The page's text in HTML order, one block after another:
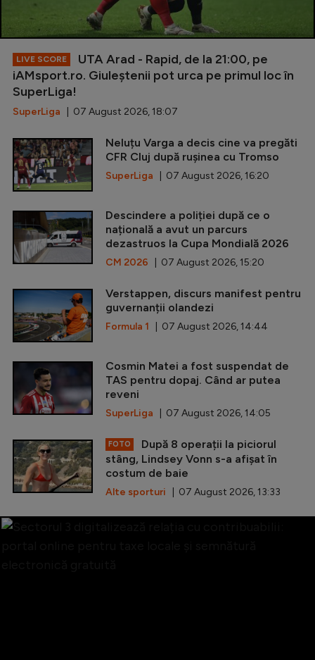
LIVE SCORE
UTA Arad - Rapid, de la 21:00, pe
iAMsport.ro. Giuleștenii pot urca pe primul loc în
SuperLiga!
SuperLiga | 07 August 2026, 18:07
Neluțu Varga a decis cine va pregăti
CFR Cluj după rușinea cu Tromso
SuperLiga | 07 August 2026, 16:20
Descindere a poliției după ce o
națională a avut un parcurs
dezastruos la Cupa Mondială 2026
CM 2026 | 07 August 2026, 15:20
Verstappen, discurs manifest pentru
guvernanții olandezi
Formula 1 | 07 August 2026, 14:44
Cosmin Matei a fost suspendat de
TAS pentru dopaj. Când ar putea
reveni
SuperLiga | 07 August 2026, 14:05
FOTO
După 8 operații la piciorul
stâng, Lindsey Vonn s-a afișat în
costum de baie
Alte sporturi | 07 August 2026, 13:33